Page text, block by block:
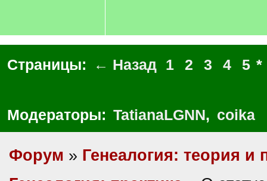
Страницы: ← Назад 1 2 3 4 5 *
Модераторы: TatianaLGNN, coika
Форум » Генеалогия: теория и